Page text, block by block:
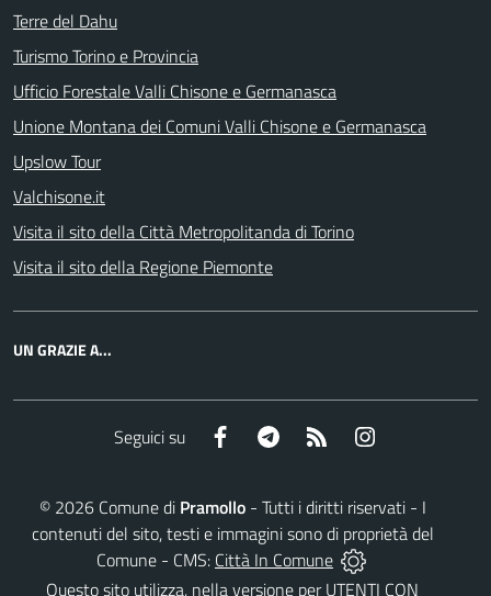
Terre del Dahu
Turismo Torino e Provincia
Ufficio Forestale Valli Chisone e Germanasca
Unione Montana dei Comuni Valli Chisone e Germanasca
Upslow Tour
Valchisone.it
Visita il sito della Città Metropolitanda di Torino
Visita il sito della Regione Piemonte
UN GRAZIE A...
Seguici su Facebook Telegram RSS
© 2026Comune di Pramollo- Tutti i diritti riservati - I
contenuti del sito, testi e immagini sono di proprietà del
Comune - CMS: Città In Comune
Questo sito utilizza, nella versione per UTENTI CON